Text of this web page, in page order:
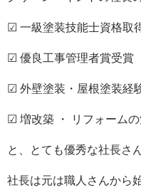
☑ 一級塗装技能士資格取
☑ 優良工事管理者賞受賞
☑ 外壁塗装・屋根塗装経
☑ 増改築 ・ リフォーム
と、とても優秀な社長さ
社長は元は職人さんから